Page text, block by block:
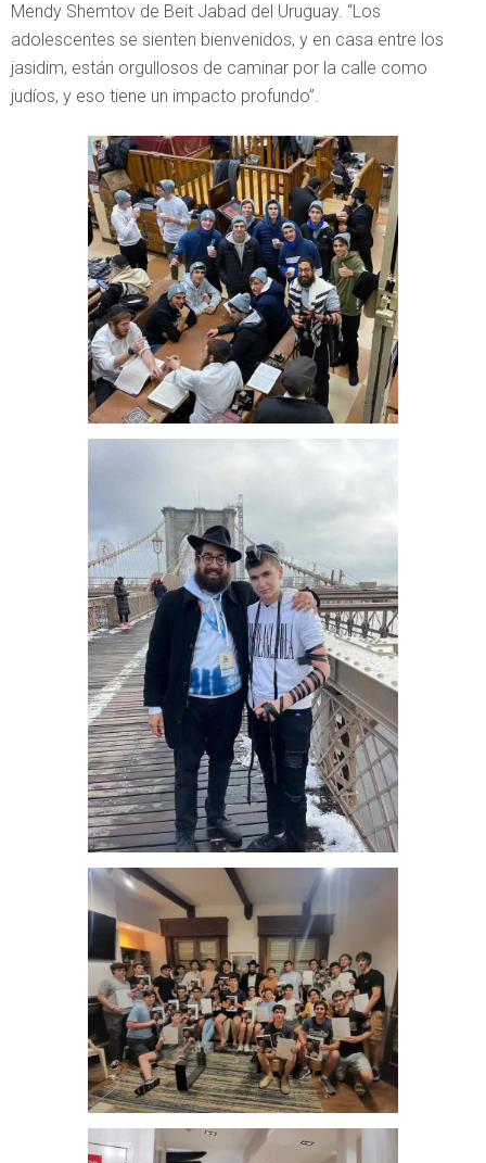
Mendy Shemtov de Beit Jabad del Uruguay. “Los
adolescentes se sienten bienvenidos, y en casa entre los
jasidim, están orgullosos de caminar por la calle como
judíos, y eso tiene un impacto profundo”.